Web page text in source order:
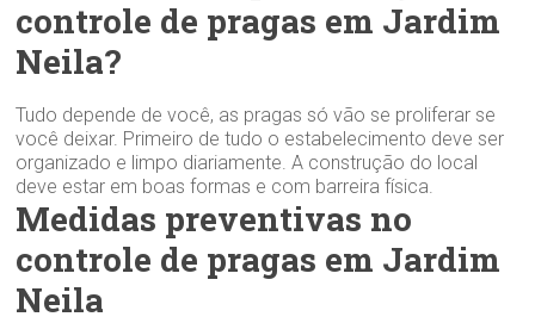
controle de pragas em Jardim
Neila?
Tudo depende de você, as pragas só vão se proliferar se
você deixar. Primeiro de tudo o estabelecimento deve ser
organizado e limpo diariamente. A construção do local
deve estar em boas formas e com barreira física.
Medidas preventivas no
controle de pragas em Jardim
Neila